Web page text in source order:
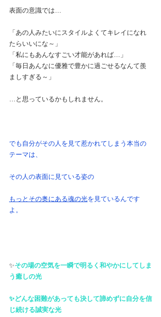
表面の意識では…
「あの人みたいにスタイルよくてキレイになれ
たらいいにな～」
「私にもあんなすごい才能があれば…」
「毎日あんなに優雅で豊かに過ごせるなんて羨
ましすぎる～」
…と思っているかもしれません。
でも自分がその人を見て惹かれてしまう本当の
テーマは、
その人の表面に見ている姿の
もっとその奥にある魂の光を見ているんです
よ。
✨その場の空気を一瞬で明るく和やかにしてしま
う癒しの光
✨どんな困難があっても決して諦めずに自分を信
じ続ける誠実な光